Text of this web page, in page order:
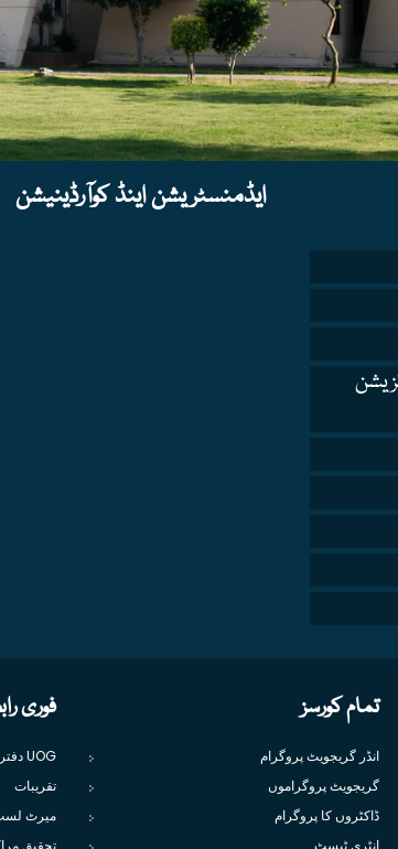
ایڈمنسٹریشن اینڈ کوآرڈینیشن
تمام کورسز
انڈر گریجویٹ پروگرام
گریجویٹ پروگراموں
ڈاکٹروں کا پروگرام
انٹری ٹیسٹ
فوری
UOG دفتر
تقریبات
میرٹ
تحقیق